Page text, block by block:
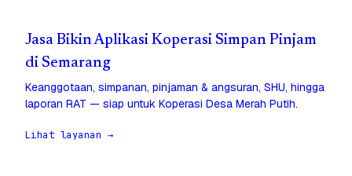
Jasa Bikin Aplikasi Koperasi Simpan Pinjam
di Semarang
Keanggotaan, simpanan, pinjaman & angsuran, SHU, hingga
laporan RAT — siap untuk Koperasi Desa Merah Putih.
Lihat layanan →